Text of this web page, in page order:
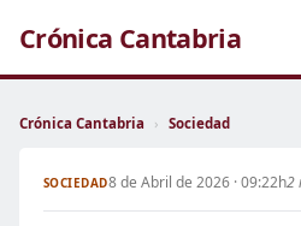
Crónica Cantabria
Crónica Cantabria › Sociedad
SOCIEDAD8 de Abril de 2026 · 09:22h2